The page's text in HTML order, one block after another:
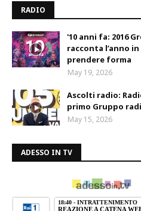
RADIO
'10 anni fa: 2016
racconta l’anno
prendere forma
May 19, 2026
Ascolti radio:
primo Gruppo
May 15, 2026
ADESSO IN TV